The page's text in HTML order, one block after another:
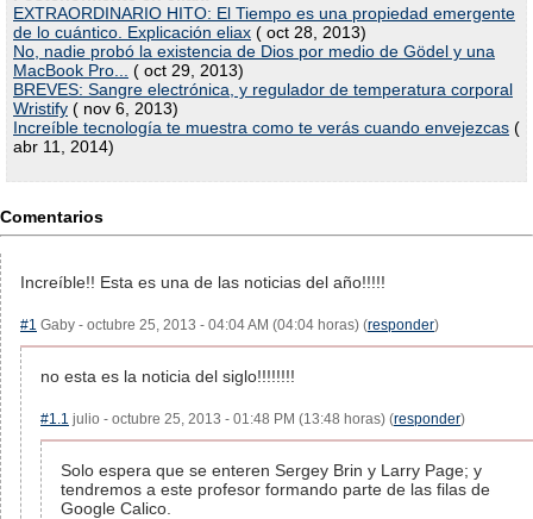
EXTRAORDINARIO HITO: El Tiempo es una propiedad emergente
de lo cuántico. Explicación eliax ( oct 28, 2013)
No, nadie probó la existencia de Dios por medio de Gödel y una
MacBook Pro...
( oct 29, 2013)
BREVES: Sangre electrónica, y regulador de temperatura corporal
Wristify ( nov 6, 2013)
Increíble tecnología te muestra como te verás cuando envejezcas (
abr 11, 2014)
Comentarios
Increíble!! Esta es una de las noticias del año!!!!!
#1 Gaby - octubre 25, 2013 - 04:04 AM (04:04 horas) (responder)
no esta es la noticia del siglo!!!!!!!!
#1.1 julio - octubre 25, 2013 - 01:48 PM (13:48 horas) (responder)
Solo espera que se enteren Sergey Brin y Larry Page; y
tendremos a este profesor formando parte de las filas de
Google Calico.